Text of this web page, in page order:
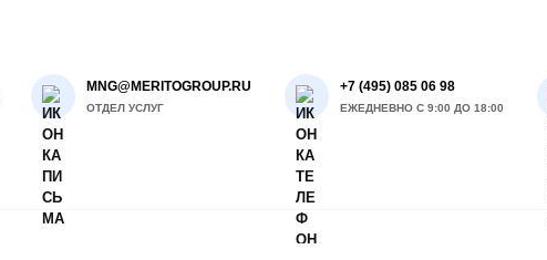
MNG@MERITOGROUP.RU
ОТДЕЛ УСЛУГ
+7 (495) 085 06 98
ЕЖЕДНЕВНО С 9:00 ДО 18:00